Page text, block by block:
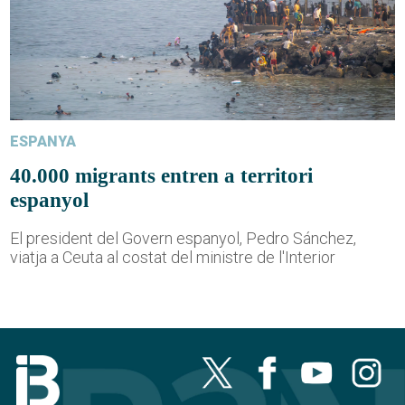
ESPANYA
40.000 migrants entren a territori
espanyol
El president del Govern espanyol, Pedro Sánchez,
viatja a Ceuta al costat del ministre de l'Interior